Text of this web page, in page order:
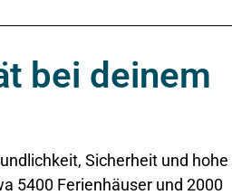
bei deinem
Sicherheit und
5400 Ferienhäuser und 2000